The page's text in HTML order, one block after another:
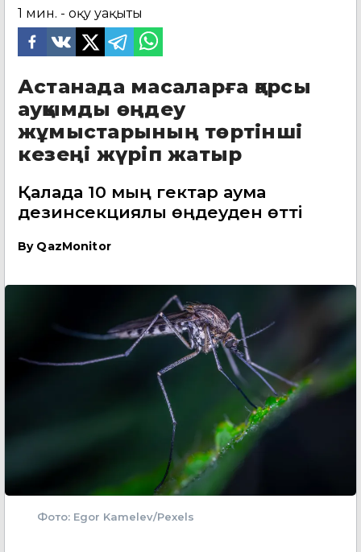
1 мин. - оқу уақыты
Астанада масаларға қарсы
ауқымды өңдеу
жұмыстарының төртінші
кезеңі жүріп жатыр
Қалада 10 мың гектар аумақ
дезинсекциялық өңдеуден өтті
By QazMonitor
Фото: Egor Kamelev/Pexels